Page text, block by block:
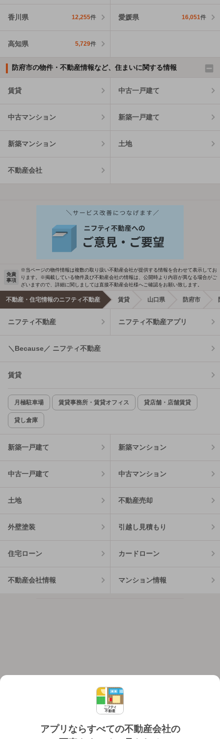
香川県 12,255件 愛媛県 16,051件
高知県 5,729件
防府市の物件・不動産情報など、住まいに関する情報
賃貸 中古一戸建て
中古マンション 新築一戸建て
新築マンション 土地
不動産会社
アプリならすべての不動産会社の
免責
事項
※当ページの物件情報は複数の取り扱い不動産会社が提供する情報を合わせて表示してお
ります。※掲載している物件及び不動産会社の情報は、公開時より内容が異なる場合がご
ざいますので、詳細に関しましては直接不動産会社様へご確認をお願い致します。
不動産・住宅情報のニフティ不動産 賃貸 山口県 防府市
ニフティ不動産 ニフティ不動産アプリ
＼Because／ ニフティ不動産
賃貸
月極駐車場 賃貸事務所・賃貸オフィス 貸店舗・店舗賃貸
貸し倉庫
新築一戸建て 新築マンション
中古一戸建て 中古マンション
土地 不動産売却
外壁塗装 引越し見積もり
住宅ローン カードローン
不動産会社情報 マンション情報